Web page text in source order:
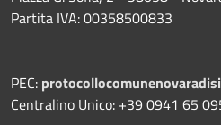
Partita IVA: 00358500833
PEC:
Centralino Unico: +39 0941 65